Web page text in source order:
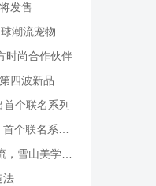
发售
流宠物系列
时尚合作伙伴
波新品发布
个联名系列
名系列登场
混搭的都市演绎
法